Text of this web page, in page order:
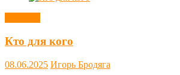
Кто для кого
08.06.2025 Игорь Бродяга